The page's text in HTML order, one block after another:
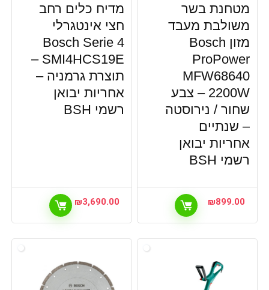
מטחנת בשר
משולבת מעבד
מזון Bosch
ProPower
MFW68640
2200W – צבע
שחור / נירוסטה
– שנתיים
אחריות יבואן
רשמי BSH
₪899.00
מדיח כלים רחב
חצי אינטגרלי
Bosch Serie 4
SMI4HCS19E –
תוצרת גרמניה –
אחריות יבואן
רשמי BSH
₪3,690.00